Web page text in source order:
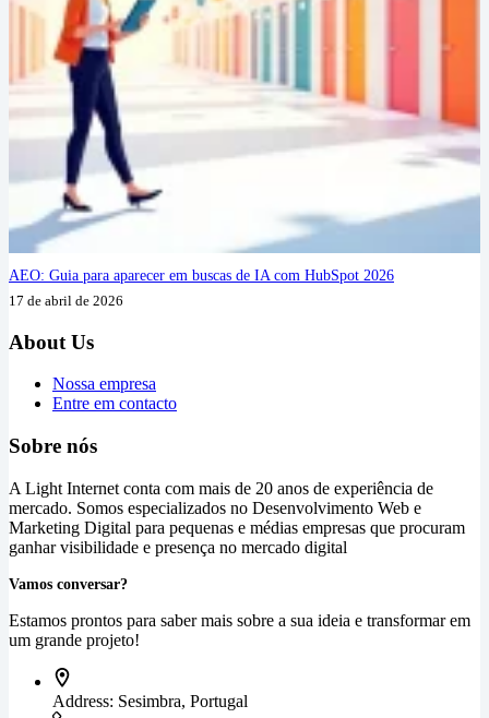
AEO: Guia para aparecer em buscas de IA com HubSpot 2026
17 de abril de 2026
About Us
Nossa empresa
Entre em contacto
Sobre nós
A Light Internet conta com mais de 20 anos de experiência de
mercado. Somos especializados no Desenvolvimento Web e
Marketing Digital para pequenas e médias empresas que procuram
ganhar visibilidade e presença no mercado digital
Vamos conversar?
Estamos prontos para saber mais sobre a sua ideia e transformar em
um grande projeto!
Address: Sesimbra, Portugal